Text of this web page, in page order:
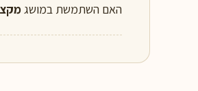
האם השתמשת במושג